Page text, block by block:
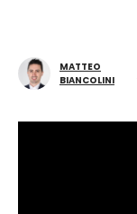
MATTEO
BIANCOLINI